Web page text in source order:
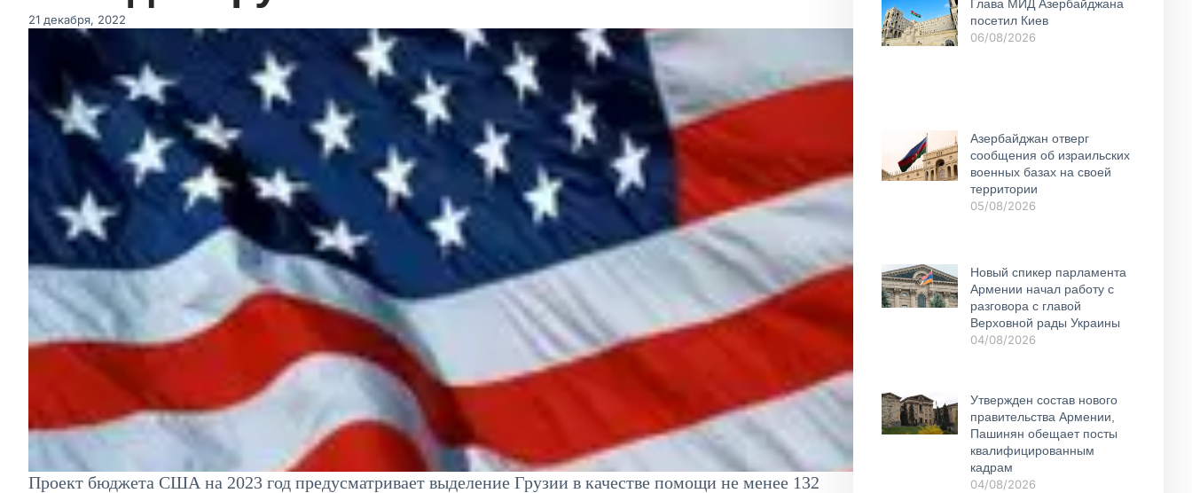
21 декабря, 2022
Проект бюджета США на 2023 год предусматривает выделение Грузии в качестве помощи не менее 132
Глава МИД Азербайджана
посетил Киев
06/08/2026
Азербайджан отверг
сообщения об израильских
военных базах на своей
территории
05/08/2026
Новый спикер парламента
Армении начал работу с
разговора с главой
Верховной рады Украины
04/08/2026
Утвержден состав нового
правительства Армении,
Пашинян обещает посты
квалифицированным
кадрам
04/08/2026